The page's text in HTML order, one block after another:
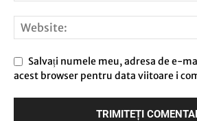
Salvați numele meu, adresa de e-
acest browser pentru data viitoare i